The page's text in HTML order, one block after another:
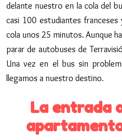
delante nuestro en la cola del
casi 100 estudiantes
cola unos 25 minutos. Aunque
parar de autobuses de
Una vez en el bus sin
llegamos a nuestro destino.
La entrada